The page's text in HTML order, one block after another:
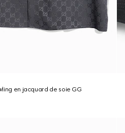
en jacquard de soie GG